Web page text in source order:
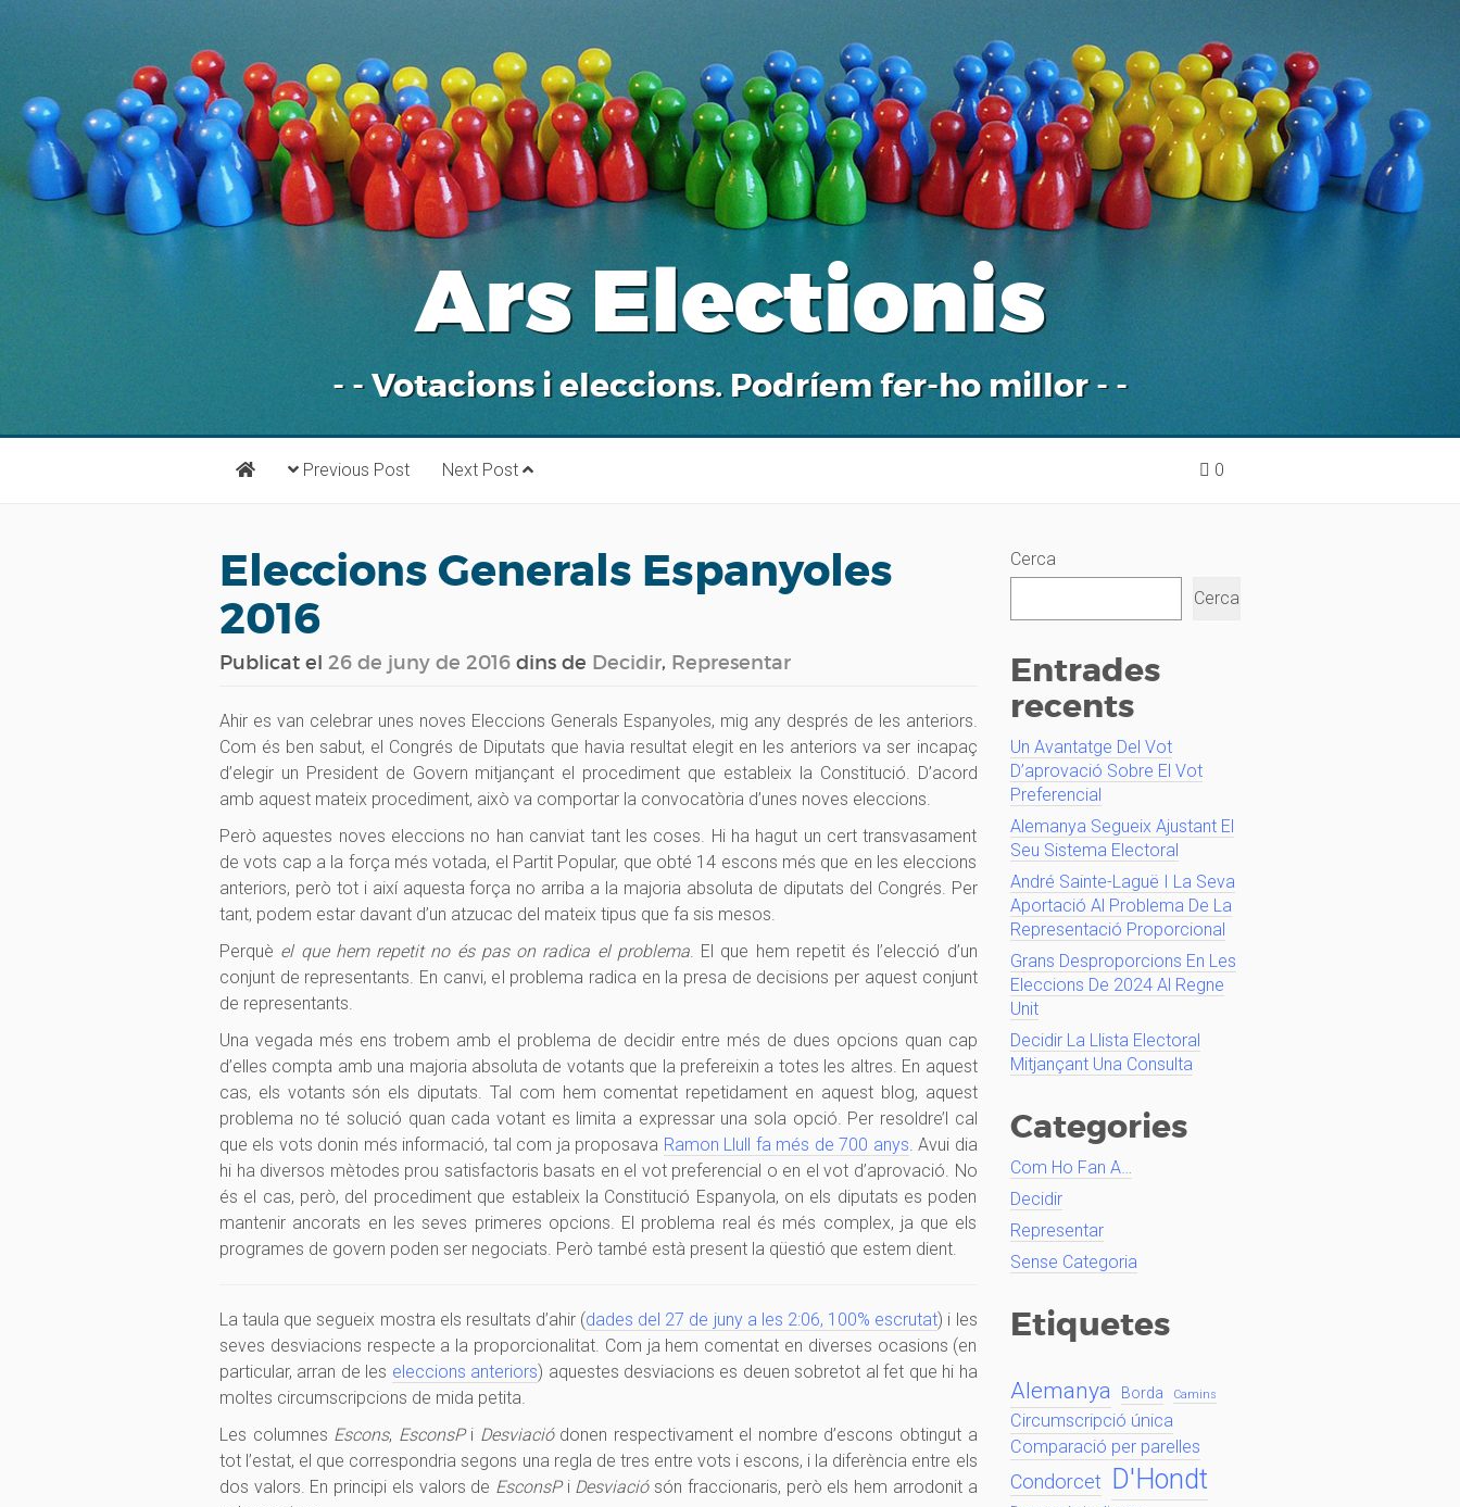
Ars Electionis
- - Votacions i eleccions. Podríem fer-ho millor - -
Previous Post Next Post 0
Eleccions Generals Espanyoles
2016
Publicat el 26 de juny de 2016 dins de Decidir, Representar
Ahir es van celebrar unes noves Eleccions Generals Espanyoles, mig any després de les anteriors.
Com és ben sabut, el Congrés de Diputats que havia resultat elegit en les anteriors va ser incapaç
d’elegir un President de Govern mitjançant el procediment que estableix la Constitució. D’acord
amb aquest mateix procediment, això va comportar la convocatòria d’unes noves eleccions.
Però aquestes noves eleccions no han canviat tant les coses. Hi ha hagut un cert transvasament
de vots cap a la força més votada, el Partit Popular, que obté 14 escons més que en les eleccions
anteriors, però tot i així aquesta força no arriba a la majoria absoluta de diputats del Congrés. Per
tant, podem estar davant d’un atzucac del mateix tipus que fa sis mesos.
Perquè el que hem repetit no és pas on radica el problema. El que hem repetit és l’elecció d’un
conjunt de representants. En canvi, el problema radica en la presa de decisions per aquest conjunt
de representants.
Una vegada més ens trobem amb el problema de decidir entre més de dues opcions quan cap
d’elles compta amb una majoria absoluta de votants que la prefereixin a totes les altres. En aquest
cas, els votants són els diputats. Tal com hem comentat repetidament en aquest blog, aquest
problema no té solució quan cada votant es limita a expressar una sola opció. Per resoldre’l cal
que els vots donin més informació, tal com ja proposava Ramon Llull fa més de 700 anys. Avui dia
hi ha diversos mètodes prou satisfactoris basats en el vot preferencial o en el vot d’aprovació. No
és el cas, però, del procediment que estableix la Constitució Espanyola, on els diputats es poden
mantenir ancorats en les seves primeres opcions. El problema real és més complex, ja que els
programes de govern poden ser negociats. Però també està present la qüestió que estem dient.
La taula que segueix mostra els resultats d’ahir (dades del 27 de juny a les 2:06, 100% escrutat) i les
seves desviacions respecte a la proporcionalitat. Com ja hem comentat en diverses ocasions (en
particular, arran de les eleccions anteriors) aquestes desviacions es deuen sobretot al fet que hi ha
moltes circumscripcions de mida petita.
Les columnes Escons, EsconsPi Desviaciódonen respectivament el nombre d’escons obtingut a
tot l’estat, el que correspondria segons una regla de tres entre vots i escons, i la diferència entre els
dos valors. En principi els valors de EsconsPi Desviaciósón fraccionaris, però els hem arrodonit a
Cerca
Cerca
Entrades
recents
Un Avantatge Del Vot
D’aprovació Sobre El Vot
Preferencial
Alemanya Segueix Ajustant El
Seu Sistema Electoral
André Sainte-Laguë I La Seva
Aportació Al Problema De La
Representació Proporcional
Grans Desproporcions En Les
Eleccions De 2024 Al Regne
Unit
Decidir La Llista Electoral
Mitjançant Una Consulta
Categories
Com Ho Fan A…
Decidir
Representar
Sense Categoria
Etiquetes
Alemanya Borda Camins
Circumscripció única
Comparació per parelles
Condorcet D'Hondt